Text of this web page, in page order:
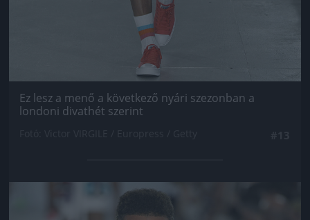
Ez lesz a menő a következő nyári szezonban a
londoni divathét szerint
Jön még kép!